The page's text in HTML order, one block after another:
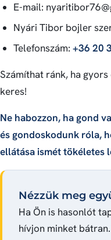
E-mail:
Nyári Tibor bojler
Telefonszám:+36 20
Számíthat ránk, ha
keres!
Ne habozzon, ha gond
és gondoskodunk róla,
ellátása ismét tökéletes
Nézzük meg
Ha Ön is hasonlót
hívjon minket